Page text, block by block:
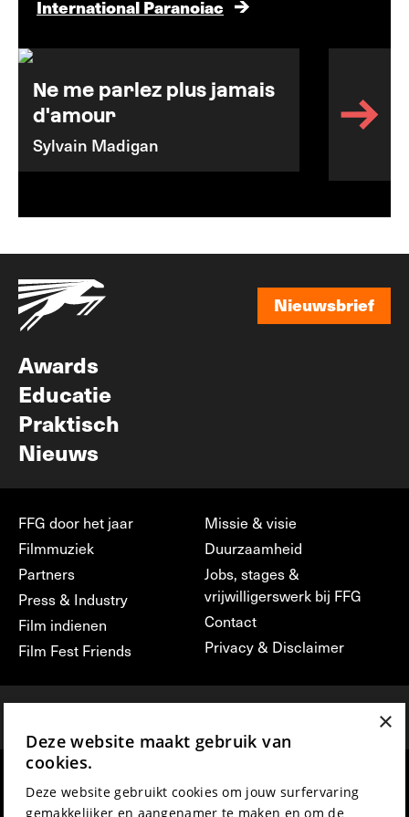
International Paranoiac
Ne me parlez plus jamais
d'amour
Sylvain Madigan
Nieuwsbrief
Awards
Educatie
Praktisch
Nieuws
FFG door het jaar
Filmmuziek
Partners
Press & Industry
Film indienen
Film Fest Friends
Missie & visie
Duurzaamheid
Jobs, stages &
vrijwilligerswerk bij FFG
Contact
Privacy & Disclaimer
hosted by made by
×
Deze website maakt gebruik van
cookies.
Deze website gebruikt cookies om jouw surfervaring
gemakkelijker en aangenamer te maken en om de